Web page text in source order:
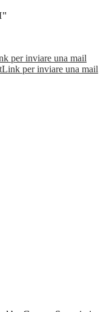
per inviare una mail
Link per inviare una mail